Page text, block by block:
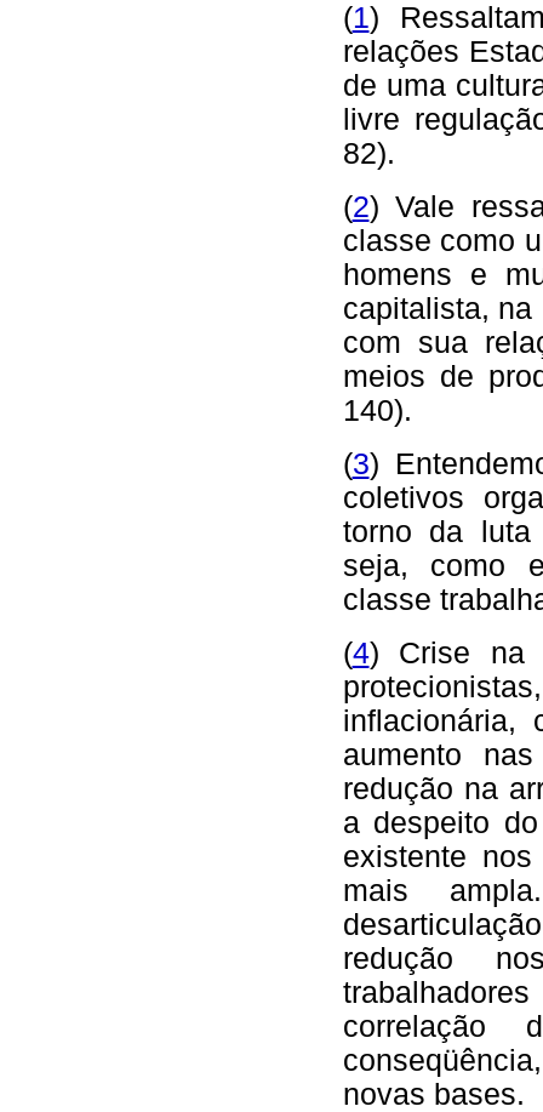
(1)
relações
de uma
livre
82).
(2) Vale
classe como
homens e
capitalista,
com sua
meios de
140).
(3)
coletivos
torno da luta
seja, como
classe
(4) Crise na
inflacionária,
aumento
redução na
a despeito
existente
mais
redução
novas bases.